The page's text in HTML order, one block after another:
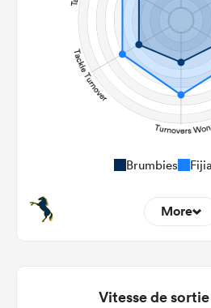
Post Contact
Brumbies
More
Tackles
Vitesse de